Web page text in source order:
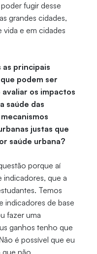
fugir desse
grandes cidades,
vida e em cidades
principais
podem ser
os impactos
saúde das
justas que
saúde urbana?
porque aí
indicadores, que a
Temos
indicadores de base
fazer uma
ganhos tenho que
é possível que eu